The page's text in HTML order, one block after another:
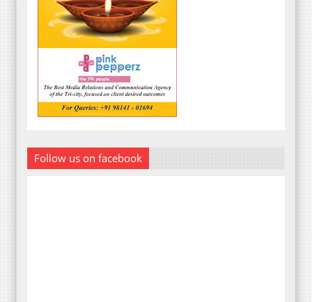
Follow us on facebook